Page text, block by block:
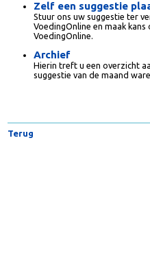
Zelf een suggestie
Stuur ons uw suggestie
VoedingOnline en maak
VoedingOnline.